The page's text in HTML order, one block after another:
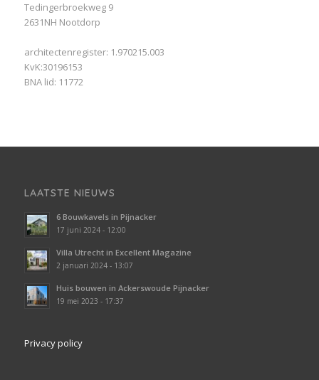
Tedingerbroekweg 9
2631NH Nootdorp
architectenregister: 1.970215.003
KvK:30196153
BNA lid: 11772
LAATSTE NIEUWS
6 Bouwkavels in Pijnacker
17 juni 2024 - 12:00
Villa Utrecht in Excellent Magazine
2 januari 2024 - 13:07
Huis bouwen in Ackerswoude Pijnacker
19 mei 2023 - 17:37
Privacy policy